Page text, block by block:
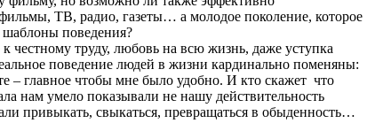
ТВ, радио, газеты… а молодое поколение, которое
шаблоны поведения?
труду, любовь на всю жизнь, даже уступка
поведение людей в жизни кардинально поменяны:
– главное чтобы мне было удобно. И кто скажет что
нам умело показывали не нашу действительность
привыкать, свыкаться, превращаться в обыденность…